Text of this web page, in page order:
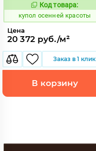
852165
Код товара:
купол осенней красоты
Цена
20 372 руб./м²
Заказ в 1 клик
В корзину